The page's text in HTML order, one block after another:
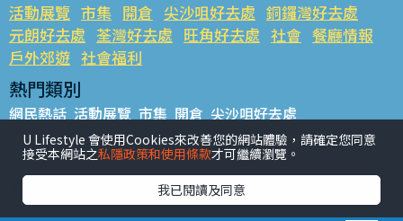
活動展覽 市集 開倉 尖沙咀好去處 銅鑼灣好去處
元朗好去處 荃灣好去處 旺角好去處 社會 餐廳情報
戶外郊遊 社會福利
熱門類別
網民熱話 活動展覽 市集 開倉 尖沙咀好去處
銅鑼灣好去處 元朗好去處 荃灣好去處 旺角好去處 社會
餐廳情報 戶外郊遊
熱門標籤
#UGO搵好去處 #人氣活動推介 #美食社群熱話
U Lifestyle 會使用Cookies來改善您的網站體驗，請確定您同意
接受本網站之私隱政策和使用條款才可繼續瀏覽。
我已閱讀及同意